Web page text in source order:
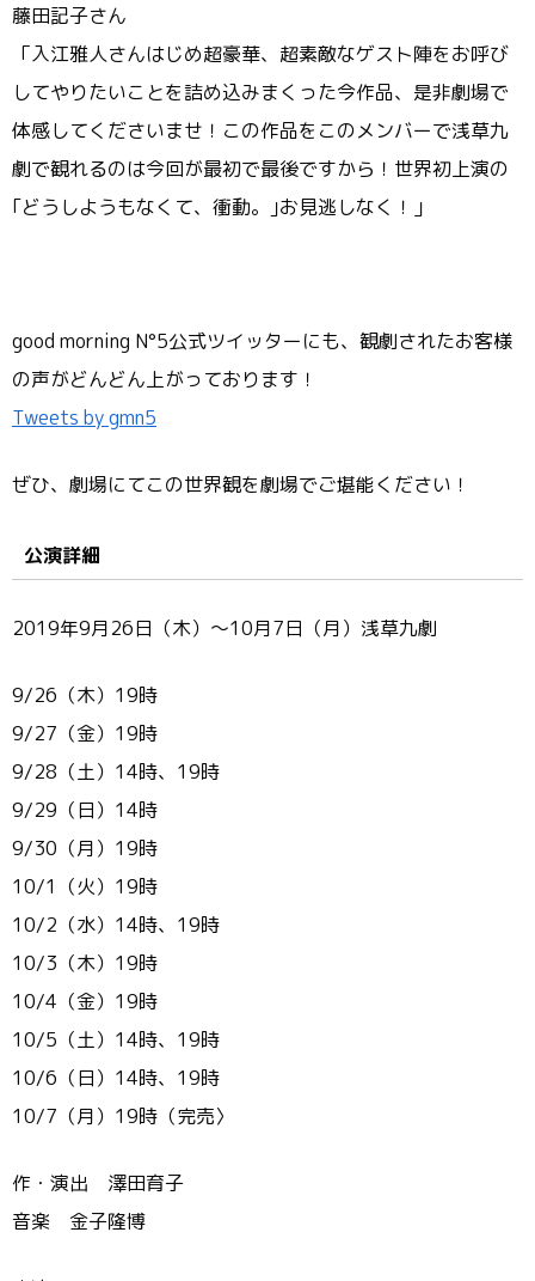
藤田記子さん
「入江雅人さんはじめ超豪華、超素敵なゲスト陣をお呼び
してやりたいことを詰め込みまくった今作品、是非劇場で
体感してくださいませ！この作品をこのメンバーで浅草九
劇で観れるのは今回が最初で最後ですから！世界初上演の
｢どうしようもなくて、衝動。｣お見逃しなく！」
good morning N°5公式ツイッターにも、観劇されたお客様
の声がどんどん上がっております！
Tweets by gmn5
ぜひ、劇場にてこの世界観を劇場でご堪能ください！
公演詳細
2019年9月26日（木）～10月7日（月）浅草九劇
9/26（木）19時
9/27（金）19時
9/28（土）14時、19時
9/29（日）14時
9/30（月）19時
10/1（火）19時
10/2（水）14時、19時
10/3（木）19時
10/4（金）19時
10/5（土）14時、19時
10/6（日）14時、19時
10/7（月）19時（完売〉
作・演出 澤田育子
音楽 金子隆博